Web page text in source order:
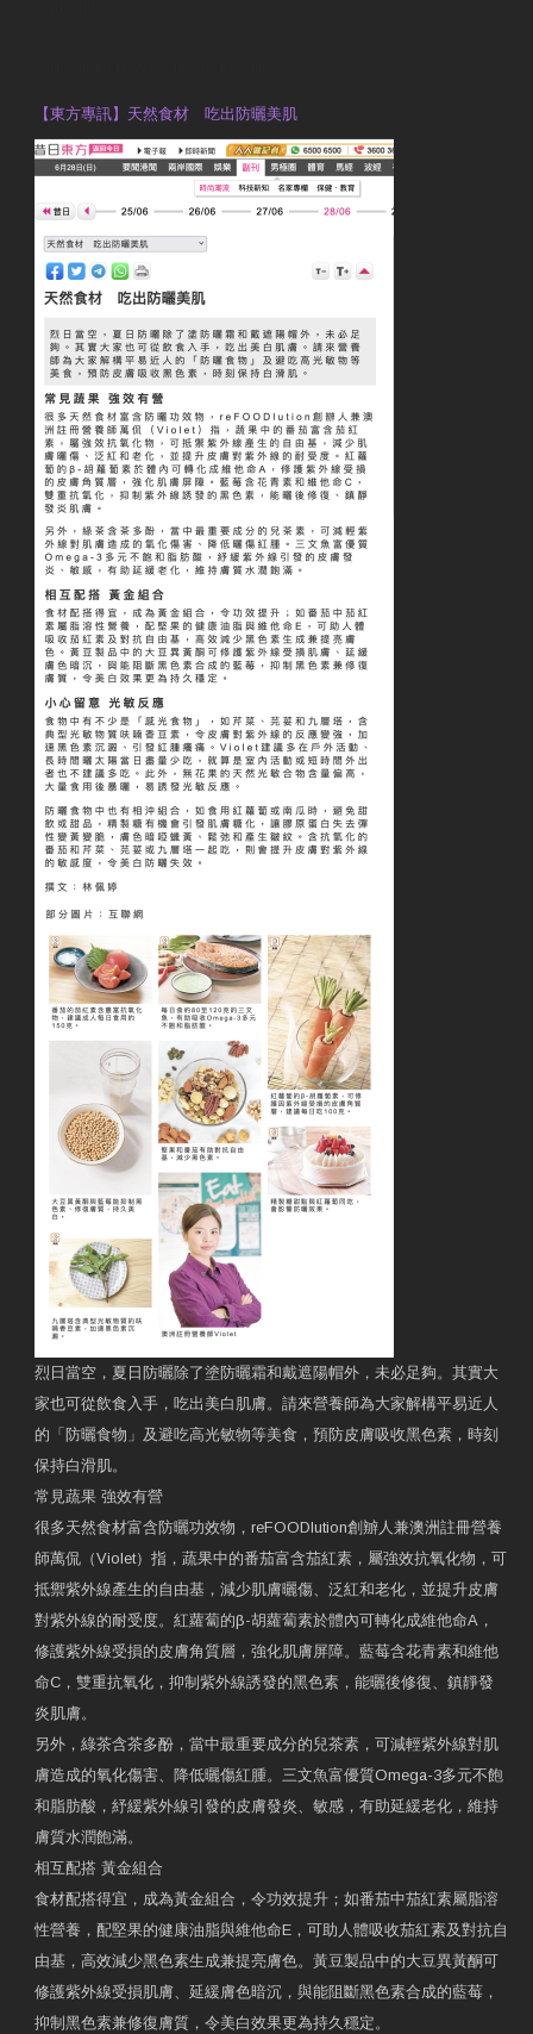
【東方專訊】天然食材 吃出防曬美肌
烈日當空，夏日防曬除了塗防曬霜和戴遮陽帽外，未必足夠。其實大
家也可從飲食入手，吃出美白肌膚。請來營養師為大家解構平易近人
的「防曬食物」及避吃高光敏物等美食，預防皮膚吸收黑色素，時刻
保持白滑肌。
常見蔬果 強效有營
很多天然食材富含防曬功效物，reFOODlution創辧人兼澳洲註冊營養
師萬侃（Violet）指，蔬果中的番茄富含茄紅素，屬強效抗氧化物，可
抵禦紫外線產生的自由基，減少肌膚曬傷、泛紅和老化，並提升皮膚
對紫外線的耐受度。紅蘿蔔的β-胡蘿蔔素於體內可轉化成維他命A，
修護紫外線受損的皮膚角質層，強化肌膚屏障。藍莓含花青素和維他
命C，雙重抗氧化，抑制紫外線誘發的黑色素，能曬後修復、鎮靜發
炎肌膚。
另外，綠茶含茶多酚，當中最重要成分的兒茶素，可減輕紫外線對肌
膚造成的氧化傷害、降低曬傷紅腫。三文魚富優質Omega-3多元不飽
和脂肪酸，紓緩紫外線引發的皮膚發炎、敏感，有助延緩老化，維持
膚質水潤飽滿。
相互配搭 黃金組合
食材配搭得宜，成為黃金組合，令功效提升；如番茄中茄紅素屬脂溶
性營養，配堅果的健康油脂與維他命E，可助人體吸收茄紅素及對抗自
由基，高效減少黑色素生成兼提亮膚色。黃豆製品中的大豆異黃酮可
修護紫外線受損肌膚、延緩膚色暗沉，與能阻斷黑色素合成的藍莓，
抑制黑色素兼修復膚質，令美白效果更為持久穩定。